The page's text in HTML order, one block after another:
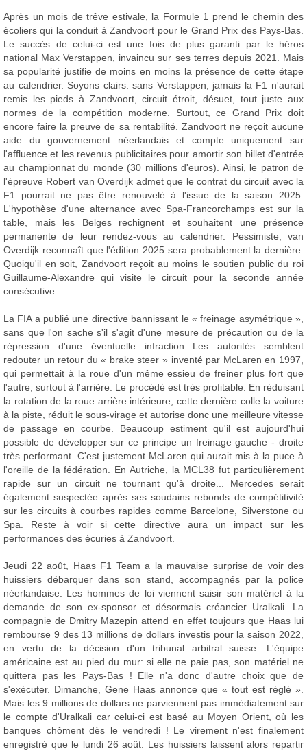
Après un mois de trêve estivale, la Formule 1 prend le chemin des
écoliers qui la conduit à Zandvoort pour le Grand Prix des Pays-Bas.
Le succès de celui-ci est une fois de plus garanti par le héros
national Max Verstappen, invaincu sur ses terres depuis 2021. Mais
sa popularité justifie de moins en moins la présence de cette étape
au calendrier. Soyons clairs: sans Verstappen, jamais la F1 n'aurait
remis les pieds à Zandvoort, circuit étroit, désuet, tout juste aux
normes de la compétition moderne. Surtout, ce Grand Prix doit
encore faire la preuve de sa rentabilité. Zandvoort ne reçoit aucune
aide du gouvernement néerlandais et compte uniquement sur
l'affluence et les revenus publicitaires pour amortir son billet d'entrée
au championnat du monde (30 millions d'euros). Ainsi, le patron de
l'épreuve Robert van Overdijk admet que le contrat du circuit avec la
F1 pourrait ne pas être renouvelé à l'issue de la saison 2025.
L'hypothèse d'une alternance avec Spa-Francorchamps est sur la
table, mais les Belges rechignent et souhaitent une présence
permanente de leur rendez-vous au calendrier. Pessimiste, van
Overdijk reconnaît que l'édition 2025 sera probablement la dernière.
Quoiqu'il en soit, Zandvoort reçoit au moins le soutien public du roi
Guillaume-Alexandre qui visite le circuit pour la seconde année
consécutive.
La FIA a publié une directive bannissant le « freinage asymétrique »,
sans que l'on sache s'il s'agit d'une mesure de précaution ou de la
répression d'une éventuelle infraction Les autorités semblent
redouter un retour du « brake steer » inventé par McLaren en 1997,
qui permettait à la roue d'un même essieu de freiner plus fort que
l'autre, surtout à l'arrière. Le procédé est très profitable. En réduisant
la rotation de la roue arrière intérieure, cette dernière colle la voiture
à la piste, réduit le sous-virage et autorise donc une meilleure vitesse
de passage en courbe. Beaucoup estiment qu'il est aujourd'hui
possible de développer sur ce principe un freinage gauche - droite
très performant. C'est justement McLaren qui aurait mis à la puce à
l'oreille de la fédération. En Autriche, la MCL38 fut particulièrement
rapide sur un circuit ne tournant qu'à droite... Mercedes serait
également suspectée après ses soudains rebonds de compétitivité
sur les circuits à courbes rapides comme Barcelone, Silverstone ou
Spa. Reste à voir si cette directive aura un impact sur les
performances des écuries à Zandvoort.
Jeudi 22 août, Haas F1 Team a la mauvaise surprise de voir des
huissiers débarquer dans son stand, accompagnés par la police
néerlandaise. Les hommes de loi viennent saisir son matériel à la
demande de son ex-sponsor et désormais créancier Uralkali. La
compagnie de Dmitry Mazepin attend en effet toujours que Haas lui
rembourse 9 des 13 millions de dollars investis pour la saison 2022,
en vertu de la décision d'un tribunal arbitral suisse. L'équipe
américaine est au pied du mur: si elle ne paie pas, son matériel ne
quittera pas les Pays-Bas ! Elle n'a donc d'autre choix que de
s'exécuter. Dimanche, Gene Haas annonce que « tout est réglé ».
Mais les 9 millions de dollars ne parviennent pas immédiatement sur
le compte d'Uralkali car celui-ci est basé au Moyen Orient, où les
banques chôment dès le vendredi ! Le virement n'est finalement
enregistré que le lundi 26 août. Les huissiers laissent alors repartir